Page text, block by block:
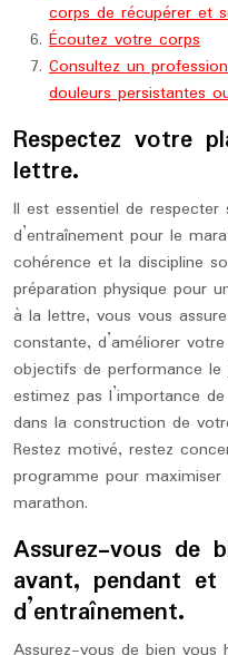
corps de récupérer et
Écoutez votre corps
Consultez un
douleurs persistantes
Respectez votre
lettre.
Il est essentiel de respecter
d’entraînement pour le
cohérence et la discipline
préparation physique pour
à la lettre, vous vous
constante, d’améliorer
objectifs de performance
estimez pas l’importance
dans la construction de
Restez motivé, restez
programme pour
marathon.
Assurez-vous de
avant, pendant et
d’entraînement.